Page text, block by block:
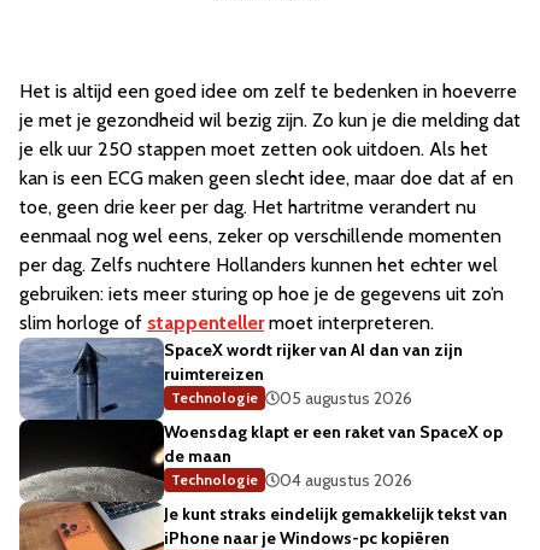
Het is altijd een goed idee om zelf te bedenken in hoeverre
je met je gezondheid wil bezig zijn. Zo kun je die melding dat
je elk uur 250 stappen moet zetten ook uitdoen. Als het
kan is een ECG maken geen slecht idee, maar doe dat af en
toe, geen drie keer per dag. Het hartritme verandert nu
eenmaal nog wel eens, zeker op verschillende momenten
per dag. Zelfs nuchtere Hollanders kunnen het echter wel
gebruiken: iets meer sturing op hoe je de gegevens uit zo’n
slim horloge of stappentellermoet interpreteren.
SpaceX wordt rijker van AI dan van zijn
ruimtereizen
Technologie
05 augustus 2026
Woensdag klapt er een raket van SpaceX op
de maan
Technologie
04 augustus 2026
Je kunt straks eindelijk gemakkelijk tekst van
iPhone naar je Windows-pc kopiëren